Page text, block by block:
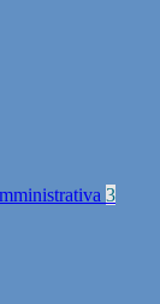
3